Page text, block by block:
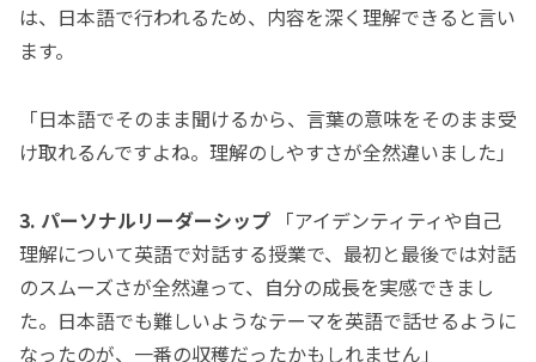
は、日本語で行われるため、内容を深く理解できると言い
ます。
「日本語でそのまま聞けるから、言葉の意味をそのまま受
け取れるんですよね。理解のしやすさが全然違いました」
3. パーソナルリーダーシップ 「アイデンティティや自己
理解について英語で対話する授業で、最初と最後では対話
のスムーズさが全然違って、自分の成長を実感できまし
た。日本語でも難しいようなテーマを英語で話せるように
なったのが、一番の収穫だったかもしれません」